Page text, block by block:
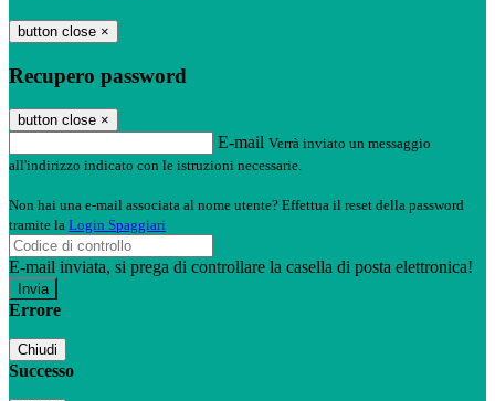
button close ×
Recupero password
button close ×
E-mail Verrà inviato un messaggio
all'indirizzo indicato con le istruzioni necessarie.
Non hai una e-mail associata al nome utente? Effettua il reset della password
tramite la Login Spaggiari
E-mail inviata, si prega di controllare la casella di posta elettronica!
Errore
Chiudi
Successo